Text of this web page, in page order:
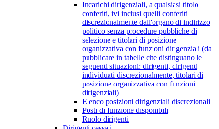
Incarichi dirigenziali, a qualsiasi titolo
conferiti, ivi inclusi quelli conferiti
discrezionalmente dall'organo di indirizzo
politico senza procedure pubbliche di
selezione e titolari di posizione
organizzativa con funzioni dirigenziali (da
pubblicare in tabelle che distinguano le
seguenti situazioni: dirigenti, dirigenti
individuati discrezionalmente, titolari di
posizione organizzativa con funzioni
dirigenziali)
Elenco posizioni dirigenziali discrezionali
Posti di funzione disponibili
Ruolo dirigenti